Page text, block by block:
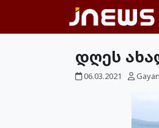
დღეს
06.03.2021